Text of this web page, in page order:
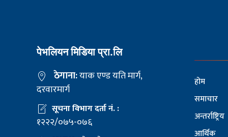
पेभलियन मिडिया प्रा.लि
ठेगाना:याक एण्ड यति मार्ग,
दरवारमार्ग
सूचना विभाग दर्ता नं. :
१२२२/०७५-०७६
होम
समाचार
अन्तर्राष्ट्रिय
आर्थिक